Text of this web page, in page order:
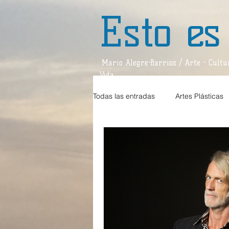
Esto
Mario Alegre-Barrios / Arte -
Vida
Todas las entradas Artes Plásticas
Divagaciones
Sociedad